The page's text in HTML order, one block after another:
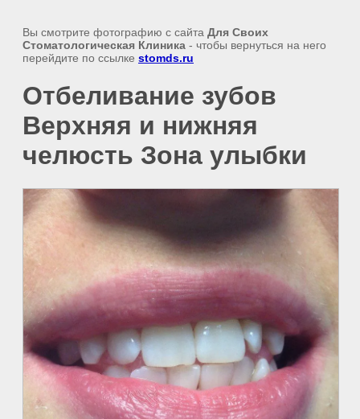
Вы смотрите фотографию с сайта Для Своих
Стоматологическая Клиника - чтобы вернуться на него
перейдите по ссылке stomds.ru
Отбеливание зубов
Верхняя и нижняя
челюсть Зона улыбки